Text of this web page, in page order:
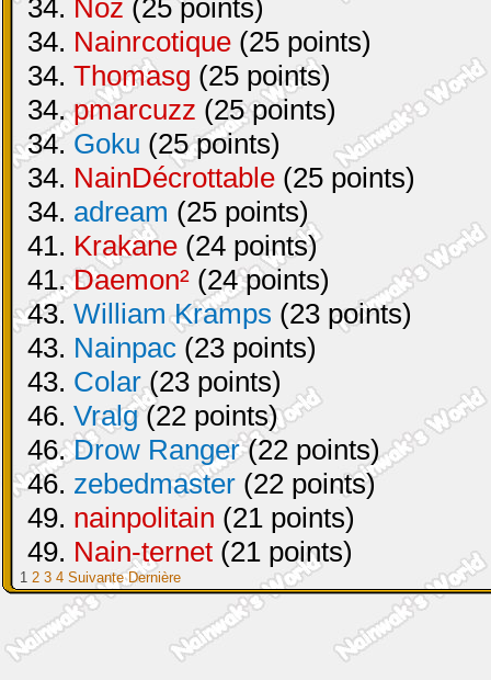
34. Noz (25 points)
34. Nainrcotique (25 points)
34. Thomasg (25 points)
34.pmarcuzz (25 points)
34.Goku (25 points)
34. NainDécrottable (25 points)
34. adream (25 points)
41. Krakane (24 points)
41.Daemon² (24 points)
43. William Kramps (23 points)
43. Nainpac (23 points)
43. Colar(23 points)
46. Vralg(22 points)
46.Drow Ranger(22 points)
46. zebedmaster (22 points)
49. nainpolitain (21 points)
49. Nain-ternet (21 points)
1 2 3 4 Suivante Dernière